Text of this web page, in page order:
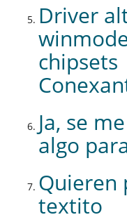
Driver
chipsets
Ja, se
algo
Quieren
textito